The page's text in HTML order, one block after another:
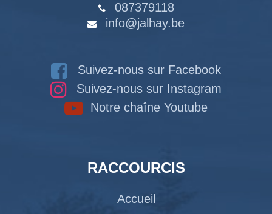
087379118
info@jalhay.be
Suivez-nous sur Facebook
Suivez-nous sur Instagram
Notre chaîne Youtube
RACCOURCIS
Accueil